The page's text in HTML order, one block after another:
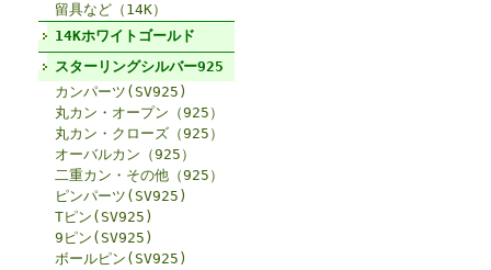
留具など（14K）
14Kホワイトゴールド
スターリングシルバー925
カンパーツ(SV925)
丸カン・オープン（925）
丸カン・クローズ（925）
オーバルカン（925）
二重カン・その他（925）
ピンパーツ(SV925)
Tピン(SV925)
9ピン(SV925)
ボールピン(SV925)